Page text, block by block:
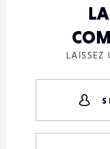
LAISSEZ